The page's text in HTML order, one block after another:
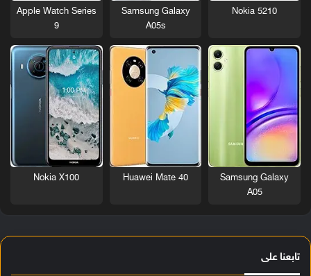
Nokia 5210
Samsung Galaxy
A05s
Apple Watch Series
9
Samsung Galaxy
A05
Huawei Mate 40
Nokia X100
تابعنا على